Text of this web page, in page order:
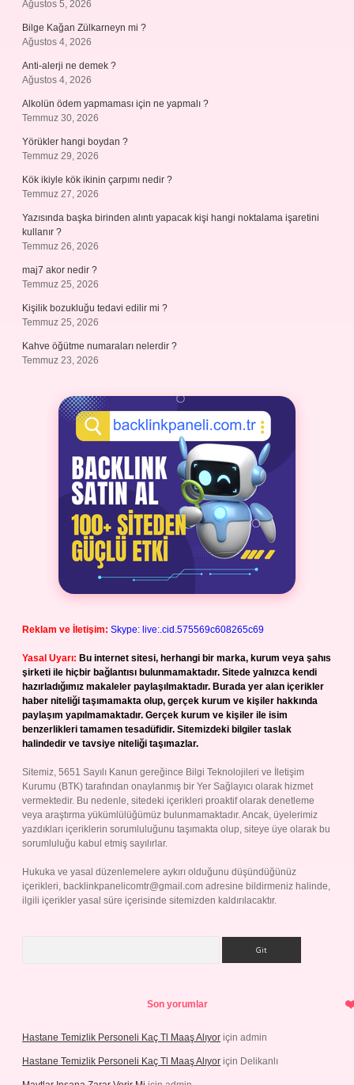
Ağustos 5, 2026
Bilge Kağan Zülkarneyn mi ?
Ağustos 4, 2026
Anti-alerji ne demek ?
Ağustos 4, 2026
Alkolün ödem yapmaması için ne yapmalı ?
Temmuz 30, 2026
Yörükler hangi boydan ?
Temmuz 29, 2026
Kök ikiyle kök ikinin çarpımı nedir ?
Temmuz 27, 2026
Yazısında başka birinden alıntı yapacak kişi hangi noktalama işaretini
kullanır ?
Temmuz 26, 2026
maj7 akor nedir ?
Temmuz 25, 2026
Kişilik bozukluğu tedavi edilir mi ?
Temmuz 25, 2026
Kahve öğütme numaraları nelerdir ?
Temmuz 23, 2026
Reklam ve İletişim: Skype: live:.cid.575569c608265c69
Yasal Uyarı: Bu internet sitesi, herhangi bir marka, kurum veya şahıs
şirketi ile hiçbir bağlantısı bulunmamaktadır. Sitede yalnızca kendi
hazırladığımız makaleler paylaşılmaktadır. Burada yer alan içerikler
haber niteliği taşımamakta olup, gerçek kurum ve kişiler hakkında
paylaşım yapılmamaktadır. Gerçek kurum ve kişiler ile isim
benzerlikleri tamamen tesadüfidir. Sitemizdeki bilgiler taslak
halindedir ve tavsiye niteliği taşımazlar.
Sitemiz, 5651 Sayılı Kanun gereğince Bilgi Teknolojileri ve İletişim
Kurumu (BTK) tarafından onaylanmış bir Yer Sağlayıcı olarak hizmet
vermektedir. Bu nedenle, sitedeki içerikleri proaktif olarak denetleme
veya araştırma yükümlülüğümüz bulunmamaktadır. Ancak, üyelerimiz
yazdıkları içeriklerin sorumluluğunu taşımakta olup, siteye üye olarak bu
sorumluluğu kabul etmiş sayılırlar.
Hukuka ve yasal düzenlemelere aykırı olduğunu düşündüğünüz
içerikleri, backlinkpanelicomtr@gmail.com adresine bildirmeniz halinde,
ilgili içerikler yasal süre içerisinde sitemizden kaldırılacaktır.
Son yorumlar
Hastane Temizlik Personeli Kaç Tl Maaş Alıyor için admin
Hastane Temizlik Personeli Kaç Tl Maaş Alıyor için Delikanlı